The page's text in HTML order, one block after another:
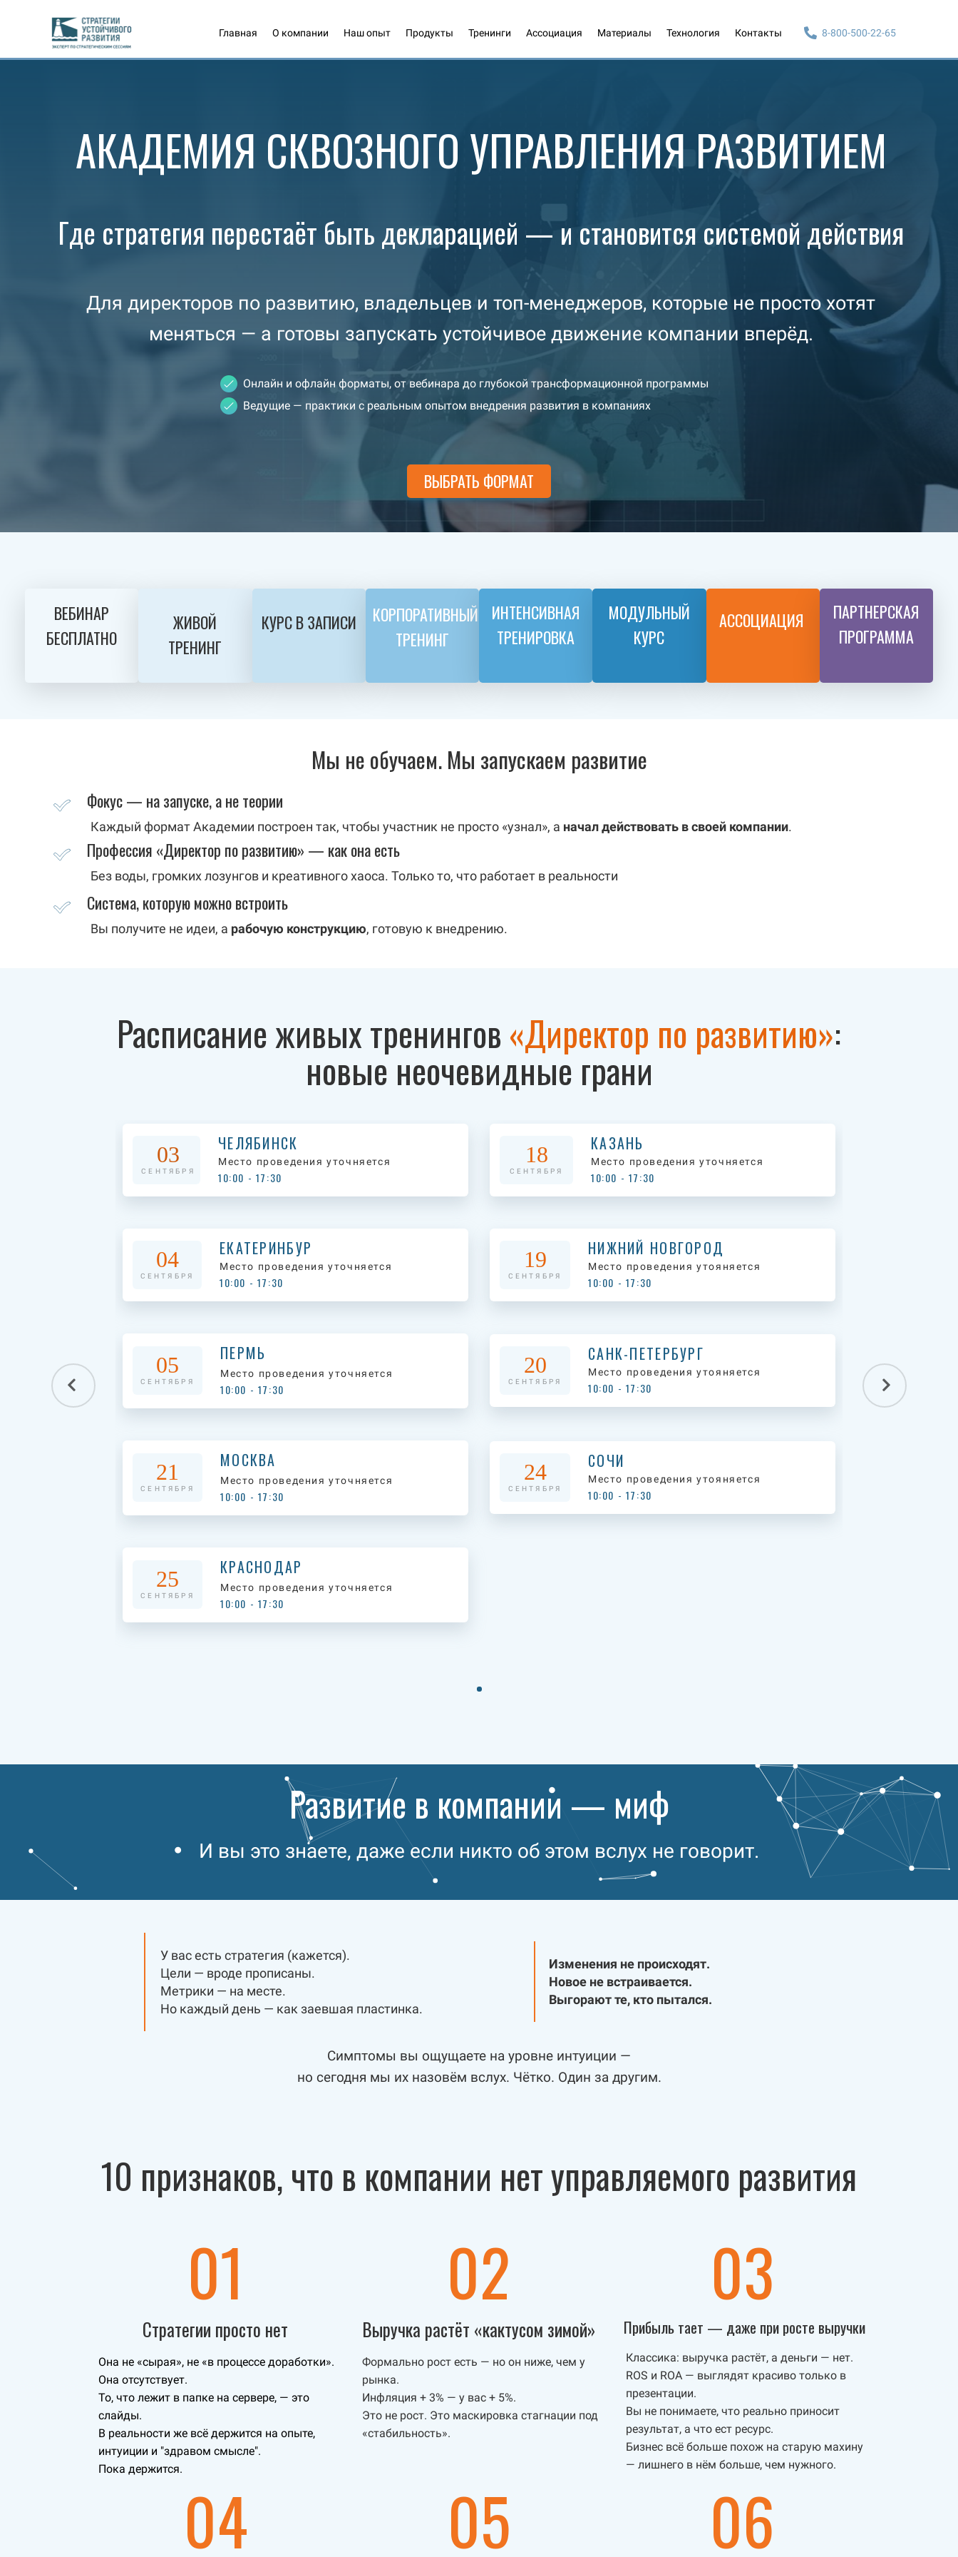
Главная О компании Наш опыт Продукты Тренинги Ассоциация Материалы Технология Контакты 8-800-500-22-65
АКАДЕМИЯ СКВОЗНОГО УПРАВЛЕНИЯ РАЗВИТИЕМ
Где стратегия перестаёт быть декларацией — и становится системой действия
Для директоров по развитию, владельцев и топ-менеджеров, которые не просто хотят
меняться — а готовы запускать устойчивое движение компании вперёд.
Онлайн и офлайн форматы, от вебинара до глубокой трансформационной программы
Ведущие — практики с реальным опытом внедрения развития в компаниях
ВЫБРАТЬ ФОРМАТ
ВЕБИНАР
БЕСПЛАТНО
ЖИВОЙ
ТРЕНИНГ
КУРС В ЗАПИСИ
КОРПОРАТИВНЫЙ
ТРЕНИНГ
ИНТЕНСИВНАЯ
ТРЕНИРОВКА
МОДУЛЬНЫЙ
КУРС
АССОЦИАЦИЯ
ПАРТНЕРСКАЯ
ПРОГРАММА
Мы не обучаем. Мы запускаем развитие
Фокус — на запуске, а не теории
Каждый формат Академии построен так, чтобы участник не просто «узнал», а начал действовать в своей компании.
Профессия «Директор по развитию» — как она есть
Без воды, громких лозунгов и креативного хаоса. Только то, что работает в реальности
Система, которую можно встроить
Вы получите не идеи, а рабочую конструкцию, готовую к внедрению.
Расписание живых тренингов«Директор по развитию»:
новые неочевидные грани
03
СЕНТЯБРЯ
ЧЕЛЯБИНСК
Место проведения уточняется
10:00 - 17:30
18
СЕНТЯБРЯ
КАЗАНЬ
Место проведения уточняется
10:00 - 17:30
04
СЕНТЯБРЯ
ЕКАТЕРИНБУР
Место проведения уточняется
10:00 - 17:30
19
СЕНТЯБРЯ
НИЖНИЙ НОВГОРОД
Место проведения утояняется
10:00 - 17:30
05
СЕНТЯБРЯ
ПЕРМЬ
Место проведения уточняется
10:00 - 17:30
20
СЕНТЯБРЯ
САНК-ПЕТЕРБУРГ
Место проведения утояняется
10:00 - 17:30
21
СЕНТЯБРЯ
МОСКВА
Место проведения уточняется
10:00 - 17:30
24
СЕНТЯБРЯ
СОЧИ
Место проведения утояняется
10:00 - 17:30
25
СЕНТЯБРЯ
КРАСНОДАР
Место проведения уточняется
10:00 - 17:30
Развитие в компании — миф
И вы это знаете, даже если никто об этом вслух не говорит.
У вас есть стратегия (кажется).
Цели — вроде прописаны.
Метрики — на месте.
Но каждый день — как заевшая пластинка.
Изменения не происходят.
Новое не встраивается.
Выгорают те, кто пытался.
Симптомы вы ощущаете на уровне интуиции —
но сегодня мы их назовём вслух. Чётко. Один за другим.
10 признаков, что в компании нет управляемого развития
01
Стратегии просто нет
Она не «сырая», не «в процессе доработки».
Она отсутствует.
То, что лежит в папке на сервере, — это
слайды.
В реальности же всё держится на опыте,
интуиции и "здравом смысле".
Пока держится.
02
Выручка растёт «кактусом зимой»
Формально рост есть — но он ниже, чем у
рынка.
Инфляция + 3% — у вас + 5%.
Это не рост. Это маскировка стагнации под
«стабильность».
03
Прибыль тает — даже при росте выручки
Классика: выручка растёт, а деньги — нет.
ROS и ROA — выглядят красиво только в
презентации.
Вы не понимаете, что реально приносит
результат, а что ест ресурс.
Бизнес всё больше похож на старую махину
— лишнего в нём больше, чем нужного.
04 05 06